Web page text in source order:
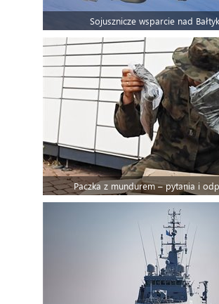
Sojusznicze wsparcie nad
Paczka z mundurem – pytania i